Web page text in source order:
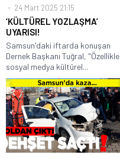
24 Mart 2025 21:15
‘KÜLTÜREL YOZLAŞMA’
UYARISI!
Samsun'daki iftarda konuşan
Dernek Başkanı Tuğral, "Özellikle
sosyal medya kültürel...